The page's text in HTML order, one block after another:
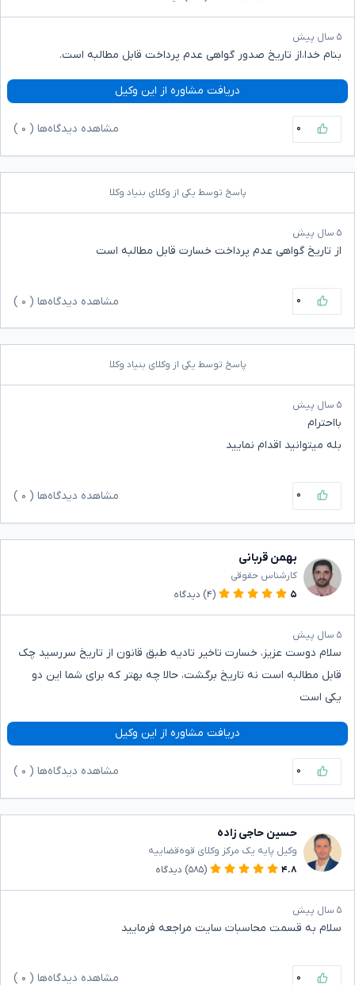
۵ سال پیش
بنام خدا،از تاریخ صدور گواهی عدم پرداخت قابل مطالبه است.
دریافت مشاوره از این وکیل
۰ مشاهده دیدگاه‌ها ( ۰
پاسخ توسط یکی از وکلای بنیاد وکلا
۵ سال پیش
از تاریخ گواهی عدم پرداخت خسارت قابل مطالبه است
۰ مشاهده دیدگاه‌ها ( ۰
پاسخ توسط یکی از وکلای بنیاد وکلا
۵ سال پیش
بااحترام
بله میتوانید اقدام نمایید
۰ مشاهده دیدگاه‌ها ( ۰
بهمن قربانی
کارشناس حقوقی
۵
(۴) دیدگاه
۵ سال پیش
سلام دوست عزیز، خسارت تاخیر تادیه طبق قانون از تاریخ سررسید چک
قابل مطالبه است نه تاریخ برگشت، حالا چه بهتر که برای شما این دو
یکی است
دریافت مشاوره از این وکیل
۰ مشاهده دیدگاه‌ها ( ۰
حسین حاجی زاده
وکیل پایه یک مرکز وکلای قوه‌قضاییه
۴.۸
(۵۸۵) دیدگاه
۵ سال پیش
سلام به قسمت محاسبات سایت مراجعه فرمایید
۰ مشاهده دیدگاه‌ها ( ۰